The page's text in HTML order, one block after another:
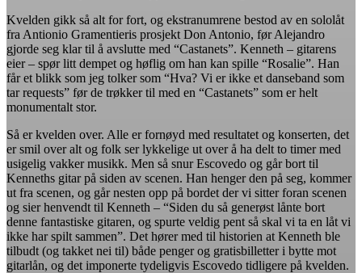
Kvelden gikk så alt for fort, og ekstranumrene bestod av en sololåt
fra Antionio Gramentieris prosjekt Don Antonio, før Alejandro
gjorde seg klar til å avslutte med “Castanets”. Kenneth – gitarens
eier – spør litt dempet og høflig om han kan spille “Rosalie”. Han
får et blikk som jeg tolker som “Hva? Vi er ikke et danseband som
tar requests” før de trøkker til med en “Castanets” som er helt
monumentalt stor.
Så er kvelden over. Alle er fornøyd med resultatet og konserten, det
er smil over alt og folk ser lykkelige ut over å ha delt to timer med
usigelig vakker musikk. Men så snur Escovedo og går bort til
Kenneths gitar på siden av scenen. Han henger den på seg, kommer
ut fra scenen, og går nesten opp på bordet der vi sitter foran scenen
og sier henvendt til Kenneth – “Siden du så generøst lånte bort
denne fantastiske gitaren, og spurte veldig pent så skal vi ta en låt vi
ikke har spilt sammen”. Det hører med til historien at Kenneth ble
tilbudt (og takket nei til) både penger og gratisbilletter i bytte mot
gitarlån, og det imponerte tydeligvis Escovedo tidligere på kvelden.